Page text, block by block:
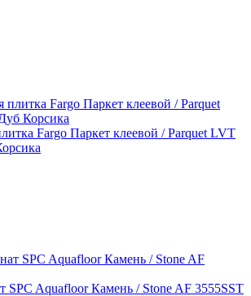
Fargo Паркет клеевой / Parquet LVT
SPC Aquafloor Камень / Stone AF 3555SST